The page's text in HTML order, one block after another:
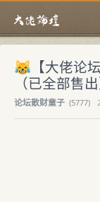
😹【大佬论
（已全部售出
论坛散财童子 (5777)